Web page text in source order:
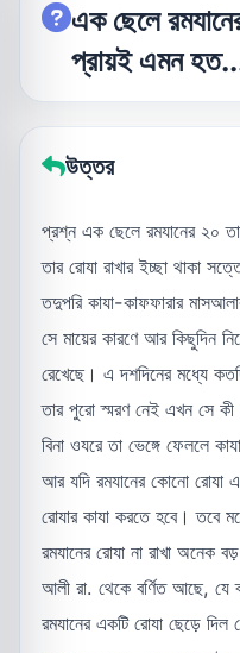
এক ছেলে
প্রায়ই এমন
উত্তর
প্রশ্ন এক ছেলে রমযানের ২০
তার রোযা রাখার ইচ্ছা থাকা
তদুপরি কাযা-কাফফারার
সে মায়ের কারণে আর কিছুদিন
রেখেছে। এ দশদিনের মধ্যে
তার পুরো স্মরণ নেই এখন সে কী
বিনা ওযরে তা ভেঙ্গে ফেললে
আর যদি রমযানের কোনো রোযা
রোযার কাযা করতে হবে। তবে
রমযানের রোযা না রাখা অনেক
আলী রা. থেকে বর্ণিত আছে,
রমযানের একটি রোযা ছেড়ে